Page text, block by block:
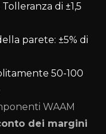
di ±1,5
parete: ±5% di
50-100
WAAM
dei margini